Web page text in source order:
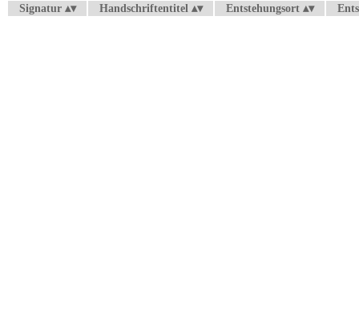
Signatur Handschriftentitel Entstehungsort